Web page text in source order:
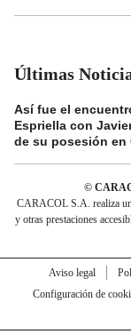
Últimas
Así fue el
Espriella con
de su posesión en
©
CARACOL S.A. realiza
y otras prestaciones
Aviso legal
Configuración de